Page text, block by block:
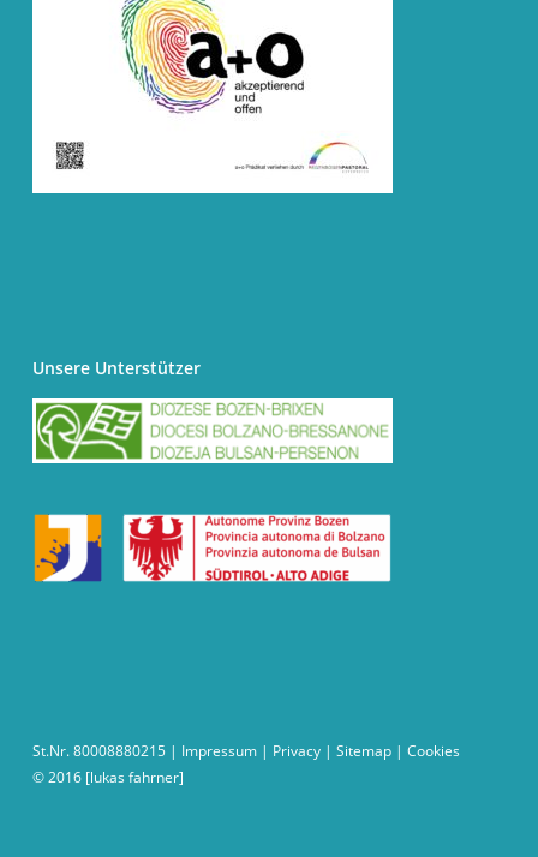
Unsere Unterstützer
St.Nr. 80008880215 | Impressum| Privacy| Sitemap| Cookies
© 2016 [lukas fahrner]